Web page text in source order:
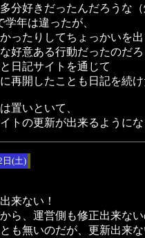
分好きだったんだろうな
学年は違ったが、
ったりしてちょっかいを
好意ある行動だったのだ
日記サイトを通じて
再開したことも日記を続
置いといて、
トの更新が出来るように
日(土)
来ない！
ら、運営側も修正出来な
も無いのだが、更新出来